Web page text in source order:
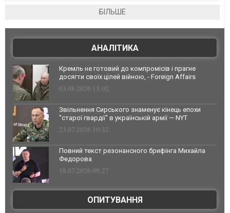
БІЛЬШЕ
АНАЛІТИКА
Кремль не готовий до компромісів і прагне
досягти своїх цілей війною, - Foreign Affairs
03.08.2026 13:02
Звільнення Сирського знаменує кінець епохи
"старої гвардії" в українській армії — NYT
23.07.2026 10:32
Повний текст резонансного брифінга Михайла
Федорова
18.07.2026 09:27
ОПИТУВАННЯ